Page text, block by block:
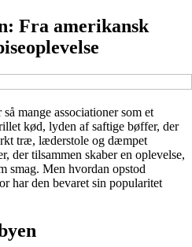
Fra amerikansk
mange associationer som et
kød, lyden af saftige bøffer, der
træ, læderstole og dæmpet
der tilsammen skaber en oplevelse,
smag. Men hvordan opstod
har den bevaret sin popularitet